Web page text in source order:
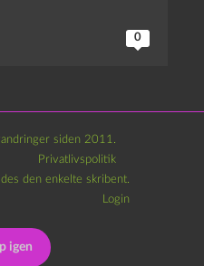
0
siden 2011.
Privatlivspolitik
igen
den enkelte skribent.
Login